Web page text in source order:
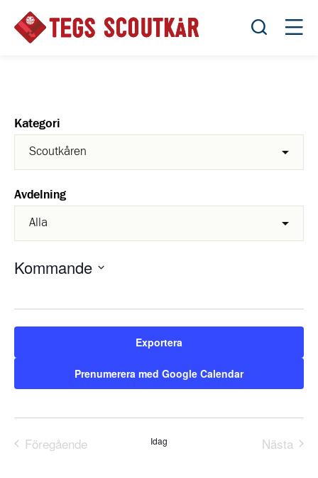
Öppna
Kategori
Avdelning
Kommande
datum.
Exportera
Prenumerera med Google Calendar
Föregående
Idag
Nästa